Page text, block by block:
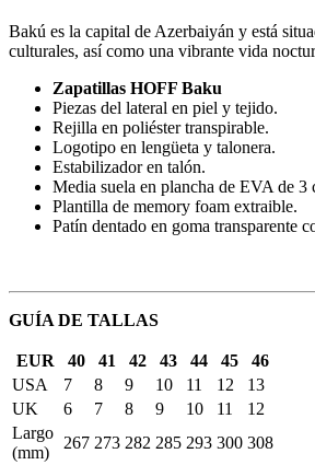
Bakú es la capital de Azerbaiyán y está
culturales, así como una vibrante vida
Zapatillas HOFF Baku
Piezas del lateral en piel y tejido.
Rejilla en poliéster transpirable.
Logotipo en lengüeta y talonera.
Estabilizador en talón.
Media suela en plancha de EVA de 3
Plantilla de memory foam extraible.
Patín dentado en goma transparente
GUÍA DE TALLAS
EUR 40 41 42 43 44 45
46
USA
7 8 9 10 11 12
13
UK
6 7 8 9 10 11
12
Largo
(mm)
267 273 282 285 293 300 308